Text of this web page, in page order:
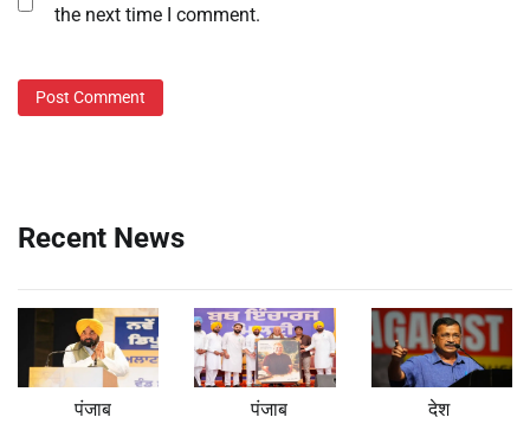
the next time I comment.
Recent News
पंजाब पंजाब देश